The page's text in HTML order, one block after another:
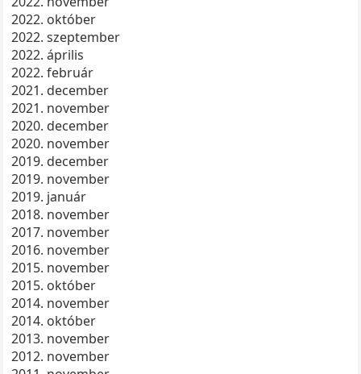
2022. október
2022. szeptember
2022. április
2022. február
2021. december
2021. november
2020. december
2020. november
2019. december
2019. november
2019. január
2018. november
2017. november
2016. november
2015. november
2015. október
2014. november
2014. október
2013. november
2012. november